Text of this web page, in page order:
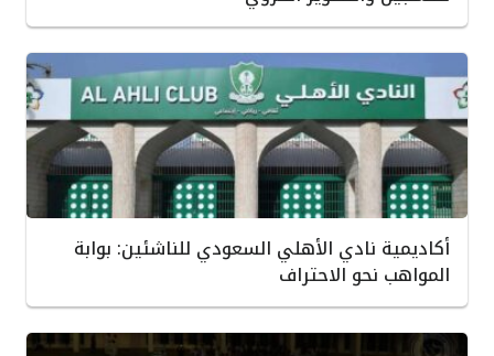
أكاديمية نادي الأهلي السعودي للناشئين: بوابة
المواهب نحو الاحتراف